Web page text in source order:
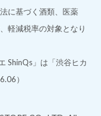
に基づく酒類、医薬
軽減税率の対象となり
ShinQs」は「渋谷ヒカ
）